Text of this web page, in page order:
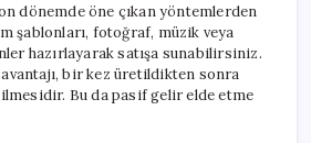
dönemde öne çıkan yöntemlerden
şablonları, fotoğraf, müzik veya
hazırlayarak satışa sunabilirsiniz.
bir kez üretildikten sonra
Bu da pasif gelir elde etme